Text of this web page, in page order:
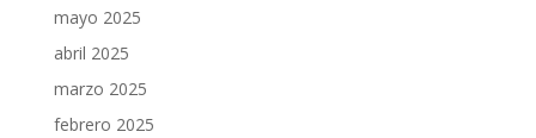
mayo 2025
abril 2025
marzo 2025
febrero 2025